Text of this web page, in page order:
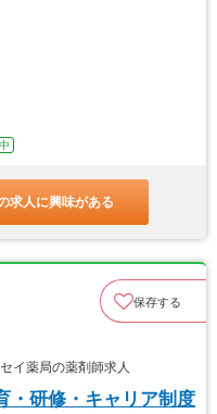
求人に興味がある
保存する
イ薬局の薬剤師求人
・研修・キャリア制度